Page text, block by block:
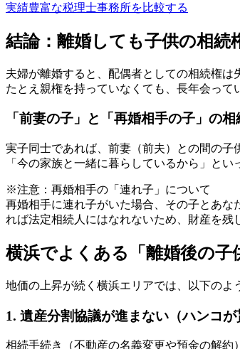
実績豊富な税理士事務所を比較する
結論：離婚しても子供の相続
夫婦が離婚すると、配偶者としての相続権は
たとえ親権を持っていなくても、長年会って
「前妻の子」と「再婚相手の子」の相
実子同士であれば、前妻（前夫）との間の子
「今の家族と一緒に暮らしているから」と
※注意：再婚相手の「連れ子」について
再婚相手に連れ子がいた場合、その子とあな
れば法定相続人にはなれないため、財産を残
横浜でよくある「離婚後の
地価の上昇が続く横浜エリアでは、以下のよ
1. 遺産分割協議が進まない（ハンコが
相続手続き（不動産の名義変更や預金の解約